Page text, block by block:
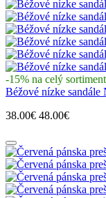
-15% na celý sortiment
Béžové nízke sandále
38.00€ 48.00€